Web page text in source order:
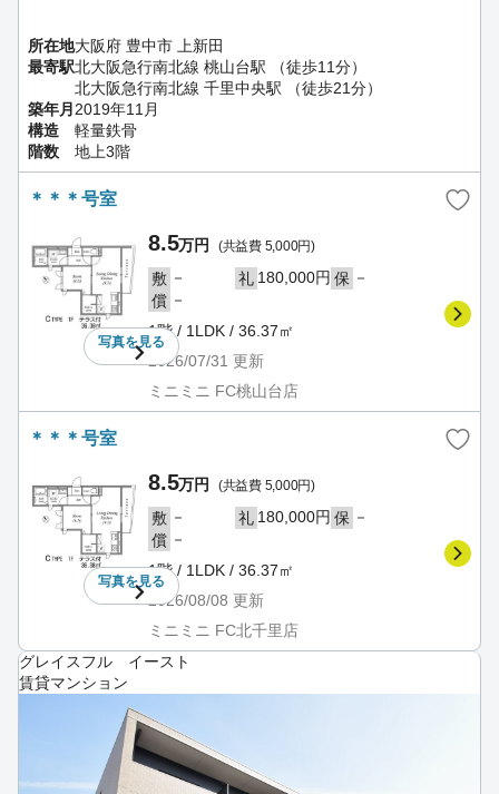
所在地大阪府 豊中市 上新田
最寄駅北大阪急行南北線 桃山台駅 （徒歩11分）
北大阪急行南北線 千里中央駅 （徒歩21分）
築年月 2019年11月
構造
軽量鉄骨
階数
地上3階
＊＊＊号室
写真を見る
8.5万円 (共益費 5,000円)
敷 － 礼 180,000円 保 －
償 －
1階 / 1LDK / 36.37㎡
2026/07/31 更新
ミニミニ FC桃山台店
＊＊＊号室
写真を見る
8.5万円 (共益費 5,000円)
敷 － 礼 180,000円 保 －
償 －
1階 / 1LDK / 36.37㎡
2026/08/08 更新
ミニミニ FC北千里店
グレイスフル イースト
賃貸マンション